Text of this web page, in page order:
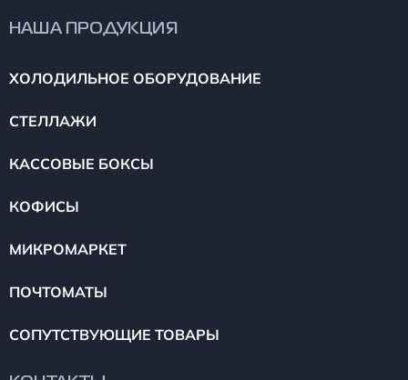
НАША ПРОДУКЦИЯ
ХОЛОДИЛЬНОЕ ОБОРУДОВАНИЕ
СТЕЛЛАЖИ
КАССОВЫЕ БОКСЫ
КОФИСЫ
МИКРОМАРКЕТ
ПОЧТОМАТЫ
СОПУТСТВУЮЩИЕ ТОВАРЫ